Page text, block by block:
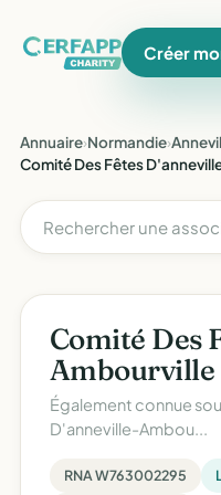
Créer
Annuaire›Normandie›
Comité Des Fêtes
Comité Des
Ambourville
Également connue
D'anneville-Ambou...
RNA W763002295